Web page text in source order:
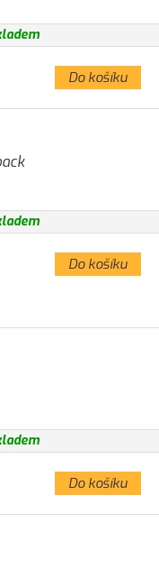
Do košíku
Do košíku
Do košíku